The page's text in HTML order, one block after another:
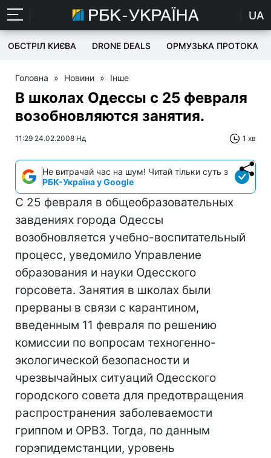
UA
ОБСТРІЛ КИЄВА DRONE DEALS ОРМУЗЬКА ПРОТОКА
Головна » Новини » Інше
В школах Одессы с 25 февраля
возобновляются занятия.
11:29 24.02.2008 Нд 1 хв
Не витрачай час на шум! Читай тільки суть з
РБК-Україна у Google
С 25 февраля в общеобразовательных
завдениях города Одессы
возобновляется учебно-воспитательный
процесс, уведомило Управление
образования и науки Одесского
горсовета. Занятия в школах были
прерваны в связи с карантином,
введенным 11 февраля по решению
комиссии по вопросам техногенно-
экологической безопасности и
чрезвычайных ситуаций Одесского
городского совета для предотвращения
распространения заболеваемости
гриппом и ОРВЗ. Тогда, по данным
горэпидемстанции, уровень